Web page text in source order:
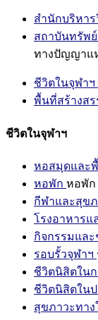
สำนักบริหาร
สถาบันทรัพ
ทางปัญญาแ
ชีวิตในจุฬาฯ
พื้นที่สร้างสร
ชีวิตในจุฬาฯ
หอสมุดและ
หอพัก หอพัก
กีฬาและสุข
โรงอาหารแ
กิจกรรมแล
รอบรั้วจุฬาฯ
ชีวิตนิสิตในก
ชีวิตนิสิตในป
สุขภาวะทาง